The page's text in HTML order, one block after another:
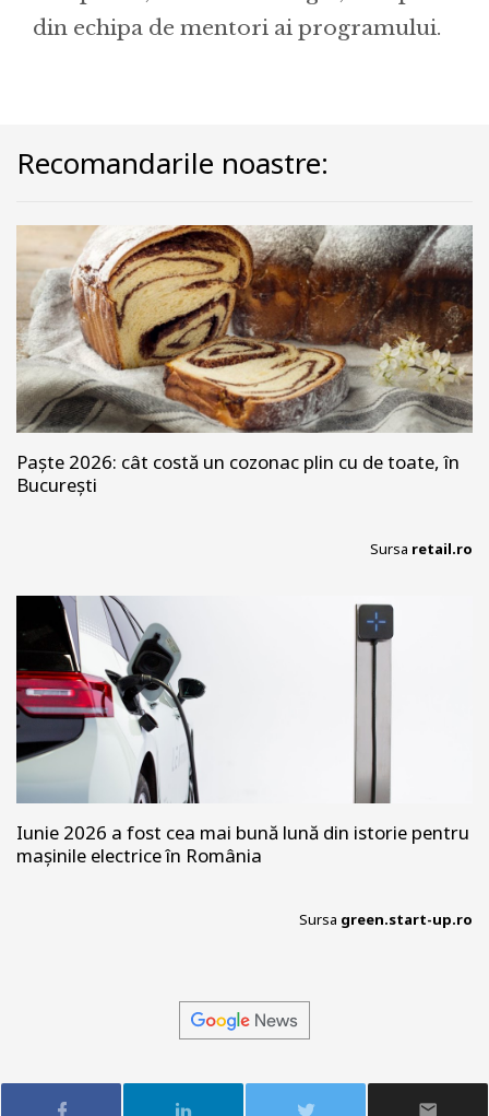
din echipa de mentori ai programului.
Recomandarile noastre:
Paște 2026: cât costă un cozonac plin cu de toate, în
București
Sursa retail.ro
Iunie 2026 a fost cea mai bună lună din istorie pentru
mașinile electrice în România
Sursa green.start-up.ro